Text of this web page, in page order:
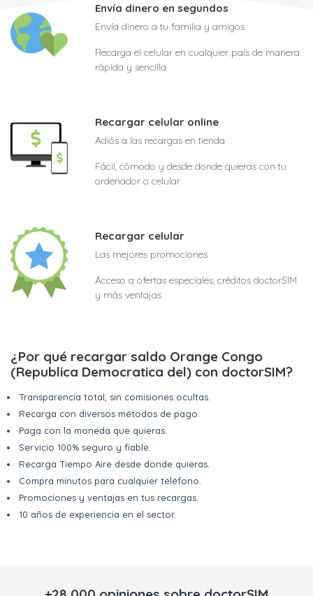
Envía dinero en segundos
Envía dinero a tu familia y amigos
Recarga el celular en cualquier país de manera
rápida y sencilla
Recargar celular online
Adiós a las recargas en tienda
Fácil, cómodo y desde donde quieras con tu
ordenador o celular
Recargar celular
Las mejores promociones
Acceso a ofertas especiales, créditos doctorSIM
y más ventajas
¿Por qué recargar saldo Orange Congo
(Republica Democratica del) con doctorSIM?
Transparencia total, sin comisiones ocultas.
Recarga con diversos métodos de pago.
Paga con la moneda que quieras.
Servicio 100% seguro y fiable.
Recarga Tiempo Aire desde donde quieras.
Compra minutos para cualquier teléfono.
Promociones y ventajas en tus recargas.
10 años de experiencia en el sector.